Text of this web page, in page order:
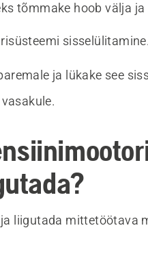
tõmmake hoob välja
sisselülitamine.
ja lükake see
liigutada mittetöötava